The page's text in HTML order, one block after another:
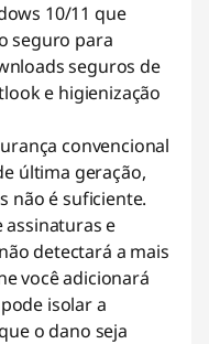
10/11 que
seguro para
seguros de
e higienização
convencional
última geração,
não é suficiente.
e
detectará a mais
você adicionará
isolar a
o dano seja